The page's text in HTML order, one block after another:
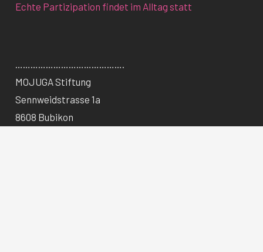
Echte Partizipation findet im Alltag statt
…………………………………….
MOJUGA Stiftung
Sennweidstrasse 1a
8608 Bubikon